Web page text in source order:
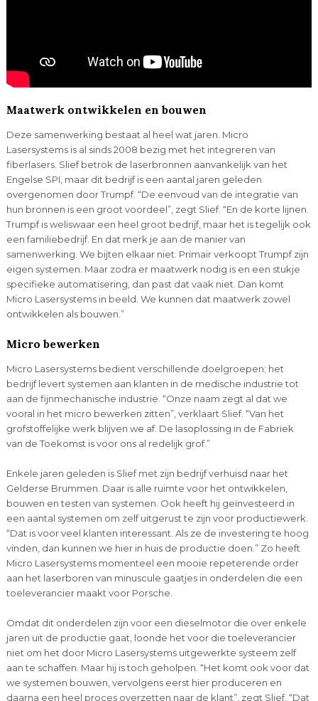
Maatwerk ontwikkelen en bouwen
Deze samenwerking bestaat al heel wat jaren. Micro
Lasersystems is al sinds 2008 bezig met het integreren van
fiberlasers. Slief betrok de laserbronnen aanvankelijk van het
Engelse SPI, maar dit bedrijf is een aantal jaren geleden
overgenomen door Trumpf. “De eenvoud van de integratie van
hun bronnen is een groot voordeel”, zegt Slief. “En de korte lijnen.
Trumpf is weliswaar een heel groot bedrijf, maar het is tegelijk ook
een familiebedrijf. En dat merk je aan de manier van
samenwerking. We bijten elkaar niet. Primair verkoopt Trumpf zijn
eigen systemen. Maar zodra er maatwerk nodig is en een stukje
specifieke automatisering, dan past dat vaak niet. Dan komt
Micro Lasersystems in beeld. We kunnen dat maatwerk zowel
ontwikkelen als bouwen.”
Micro bewerken
Micro Lasersystems bedient verschillende doelgroepen; het
bedrijf levert systemen aan klanten in de medische industrie tot
aan de fijnmechanische industrie. “Onze naam zegt al dat we
vooral in het micro bewerken zitten”, verklaart Slief. “Van het
grofstoffelijke werk blijven we af. De lasoplossing in de Fabriek
van de Toekomst is voor ons al redelijk grof.”
Enkele jaren geleden is Slief met zijn bedrijf verhuisd naar het
Gelderse Brummen. Daar is alle ruimte voor het ontwikkelen,
bouwen en testen van systemen. Ook heeft hij geïnvesteerd in
een aantal systemen om zelf uitgerust te zijn voor productiewerk.
“Dat is voor veel klanten interessant. Als ze de investering te hoog
vinden, dan kunnen we hier in huis de productie doen.” Zo heeft
Micro Lasersystems momenteel een mooie repeterende order
aan het laserboren van minuscule gaatjes in onderdelen die een
toeleverancier maakt voor Porsche.
Omdat dit onderdelen zijn voor een dieselmotor die over enkele
jaren uit de productie gaat, loonde het voor die toeleverancier
niet om het door Micro Lasersystems uitgewerkte systeem zelf
aan te schaffen. Maar hij is toch geholpen. “Het komt ook voor dat
we systemen bouwen, vervolgens eerst hier produceren en
daarna een heel proces overzetten naar de klant”, zegt Slief. “Dat